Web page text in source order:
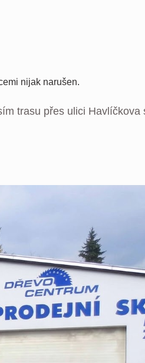
nijak narušen.
trasu přes ulici Havlíčkova